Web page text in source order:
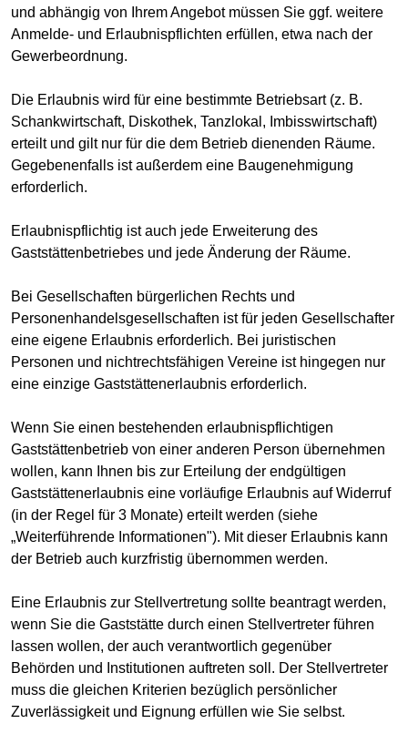
und abhängig von Ihrem Angebot müssen Sie ggf. weitere
Anmelde- und Erlaubnispflichten erfüllen, etwa nach der
Gewerbeordnung.
Die Erlaubnis wird für eine bestimmte Betriebsart (z. B.
Schankwirtschaft, Diskothek, Tanzlokal, Imbisswirtschaft)
erteilt und gilt nur für die dem Betrieb dienenden Räume.
Gegebenenfalls ist außerdem eine Baugenehmigung
erforderlich.
Erlaubnispflichtig ist auch jede Erweiterung des
Gaststättenbetriebes und jede Änderung der Räume.
Bei Gesellschaften bürgerlichen Rechts und
Personenhandelsgesellschaften ist für jeden Gesellschafter
eine eigene Erlaubnis erforderlich. Bei juristischen
Personen und nichtrechtsfähigen Vereine ist hingegen nur
eine einzige Gaststättenerlaubnis erforderlich.
Wenn Sie einen bestehenden erlaubnispflichtigen
Gaststättenbetrieb von einer anderen Person übernehmen
wollen, kann Ihnen bis zur Erteilung der endgültigen
Gaststättenerlaubnis eine vorläufige Erlaubnis auf Widerruf
(in der Regel für 3 Monate) erteilt werden (siehe
„Weiterführende Informationen"). Mit dieser Erlaubnis kann
der Betrieb auch kurzfristig übernommen werden.
Eine Erlaubnis zur Stellvertretung sollte beantragt werden,
wenn Sie die Gaststätte durch einen Stellvertreter führen
lassen wollen, der auch verantwortlich gegenüber
Behörden und Institutionen auftreten soll. Der Stellvertreter
muss die gleichen Kriterien bezüglich persönlicher
Zuverlässigkeit und Eignung erfüllen wie Sie selbst.